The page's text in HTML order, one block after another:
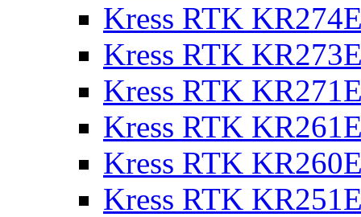
Kress RTK
Kress RTK
Kress RTK
Kress RTK
Kress RTK
Kress RTK